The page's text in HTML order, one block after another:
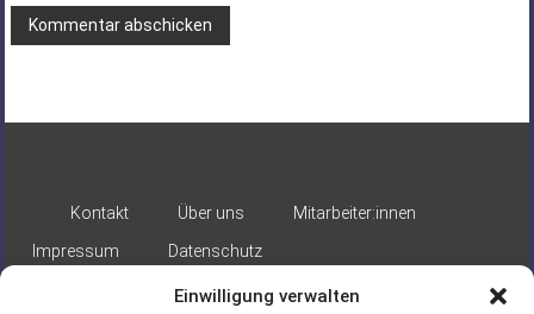
Einwilligung verwalten
Kontakt Über uns
Mitarbeiter:innen
Impressum
Datenschutz